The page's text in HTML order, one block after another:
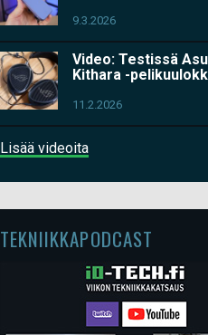
9.3.2026
Video: Testissä
Kithara -
11.2.2026
Lisää videoita
TEKNIIKKAPODCAST